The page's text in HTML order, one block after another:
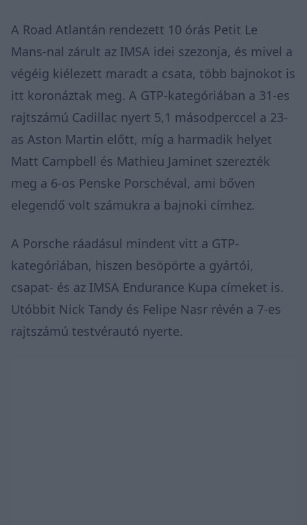
A Road Atlantán rendezett 10 órás Petit Le
Mans-nal zárult az IMSA idei szezonja, és mivel a
végéig kiélezett maradt a csata, több bajnokot is
itt koronáztak meg. A GTP-kategóriában a 31-es
rajtszámú Cadillac nyert 5,1 másodperccel a 23-
as Aston Martin előtt, míg a harmadik helyet
Matt Campbell és Mathieu Jaminet szerezték
meg a 6-os Penske Porschéval, ami bőven
elegendő volt számukra a bajnoki címhez.
A Porsche ráadásul mindent vitt a GTP-
kategóriában, hiszen besöpörte a gyártói,
csapat- és az IMSA Endurance Kupa címeket is.
Utóbbit Nick Tandy és Felipe Nasr révén a 7-es
rajtszámú testvérautó nyerte.